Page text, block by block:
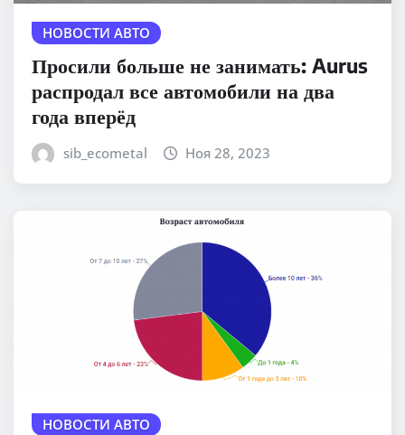
НОВОСТИ АВТО
Просили больше не занимать: Aurus
распродал все автомобили на два
года вперёд
sib_ecometal Ноя 28, 2023
НОВОСТИ АВТО